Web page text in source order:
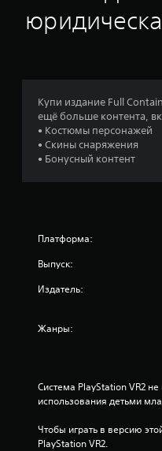
Купи издание Full
ещё больше контента,
• Костюмы персонажей
• Скины снаряжения
• Бонусный контент
Платформа:
Выпуск:
Издатель:
Жанры:
Система PlayStation VR2
использования детьми
Чтобы играть в версию
PlayStation VR2.